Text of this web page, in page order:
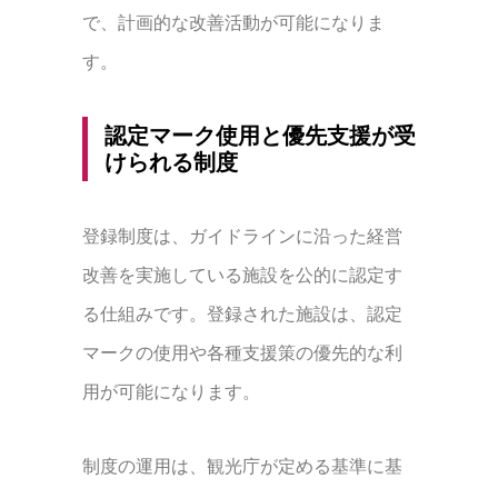
で、計画的な改善活動が可能になりま
す。
認定マーク使用と優先支援が受
けられる制度
登録制度は、ガイドラインに沿った経営
改善を実施している施設を公的に認定す
る仕組みです。登録された施設は、認定
マークの使用や各種支援策の優先的な利
用が可能になります。
制度の運用は、観光庁が定める基準に基